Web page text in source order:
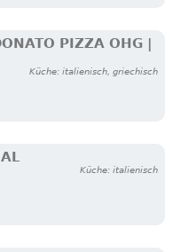
PIZZA OHG |
Küche: italienisch, griechisch
Küche: italienisch